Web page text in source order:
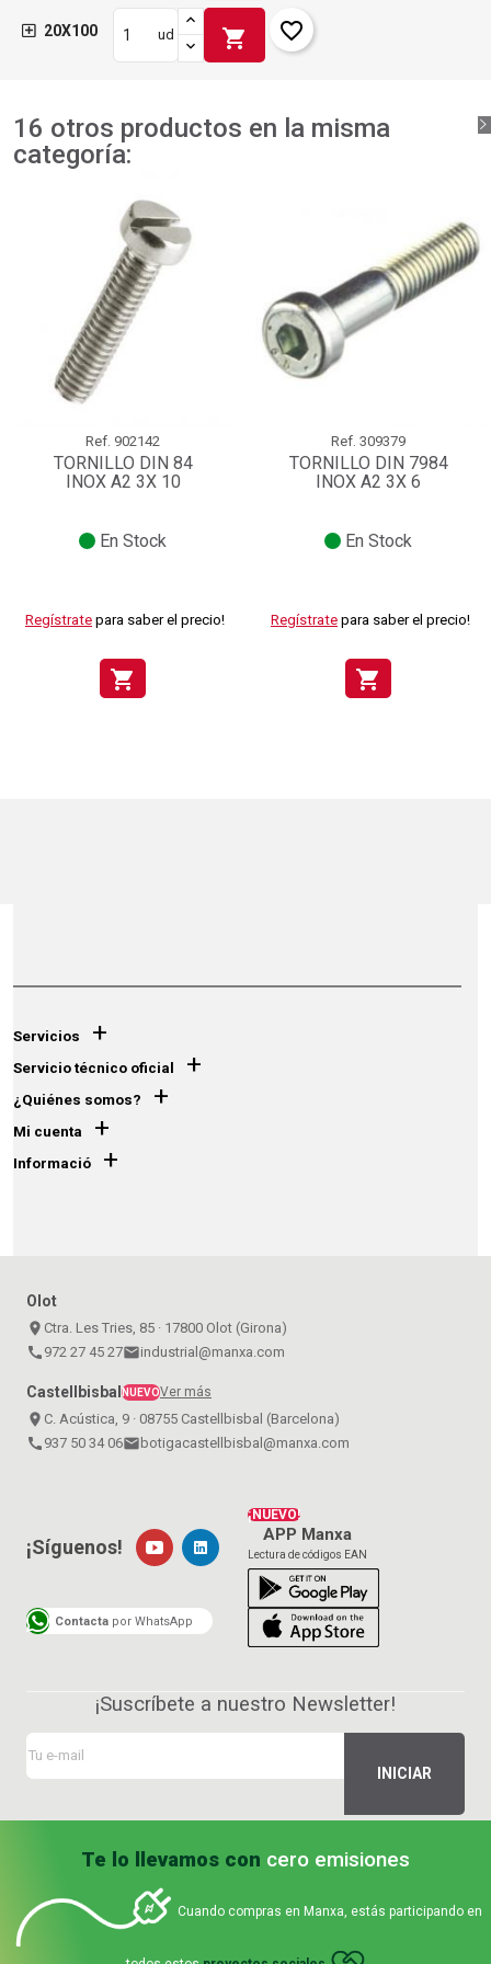
20X100 ud shopping_cart favorite_border
16 otros productos en la misma
categoría:
Ref. 902142
TORNILLO DIN 84
INOX A2 3X 10
En Stock
Regístrate para saber el precio!
shopping_cart
Ref. 309379
TORNILLO DIN 7984
INOX A2 3X 6
En Stock
Regístrate para saber el precio!
shopping_cart
Servicios +
Servicio técnico oficial +
¿Quiénes somos? +
Mi cuenta +
Informació +
Olot
place Ctra. Les Tries, 85 · 17800 Olot (Girona)
call 972 27 45 27emailindustrial@manxa.com
CastellbisbalNUEVOVer más
place C. Acústica, 9 · 08755 Castellbisbal (Barcelona)
call 937 50 34 06emailbotigacastellbisbal@manxa.com
¡NUEVO!
APP Manxa
Lectura de códigos EAN
¡Síguenos!
Contacta por WhatsApp
¡Suscríbete a nuestro Newsletter!
Te lo llevamos con cero emisiones
Cuando compras en Manxa, estás participando en